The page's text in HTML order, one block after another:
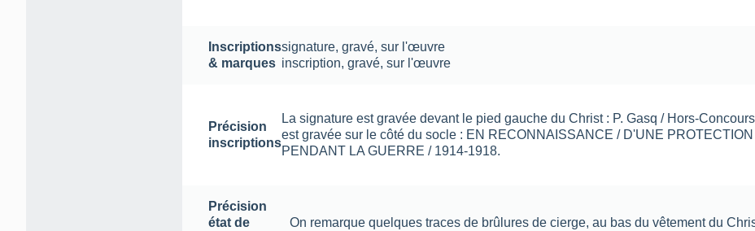
Inscriptions
& marques
signature, gravé, sur l'œuvre
inscription, gravé, sur l'œuvre
Précision
inscriptions
La signature est gravée devant le pied gauche du Christ : P. Gasq / Hors-
est gravée sur le côté du socle : EN RECONNAISSANCE / D'UNE
PENDANT LA GUERRE / 1914-1918.
Précision
état de
On remarque quelques traces de brûlures de cierge, au bas du vêtement du